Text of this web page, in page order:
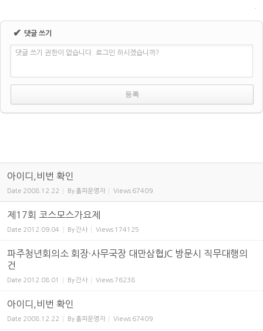
✔ 댓글 쓰기
댓글 쓰기 권한이 없습니다. 로그인 하시겠습니까?
아이디,비번 확인
Date 2008.12.22 By 홈피운영자 Views 67409
제17회 코스모스가요제
Date 2012.09.04 By간사 Views 174125
파주청년회의소 회장·사무국장 대만삼협JC 방문시 직무대행의
건
Date 2012.08.01 By간사 Views 76238
아이디,비번 확인
Date 2008.12.22 By 홈피운영자 Views 67409